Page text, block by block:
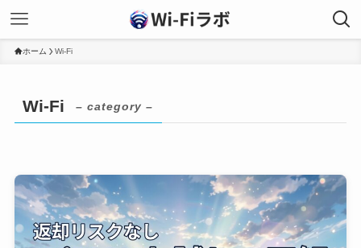
ホーム Wi-Fi
Wi-Fi – category –